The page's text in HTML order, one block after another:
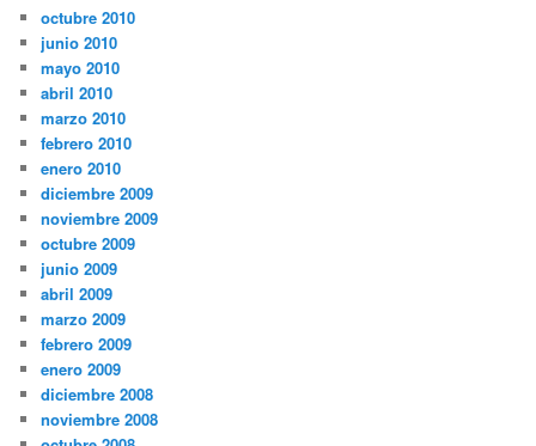
octubre 2010
junio 2010
mayo 2010
abril 2010
marzo 2010
febrero 2010
enero 2010
diciembre 2009
noviembre 2009
octubre 2009
junio 2009
abril 2009
marzo 2009
febrero 2009
enero 2009
diciembre 2008
noviembre 2008